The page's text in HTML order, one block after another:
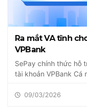
Ra mắt VA tĩnh
VPBank
SePay chính thức hỗ
tài khoản VPBank Cá
09/03/2026